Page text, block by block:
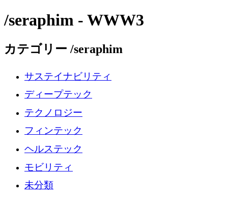
/seraphim - WWW3
カテゴリー /seraphim
サステイナビリティ
ディープテック
テクノロジー
フィンテック
ヘルステック
モビリティ
未分類